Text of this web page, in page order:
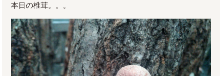
本日の椎茸。。。